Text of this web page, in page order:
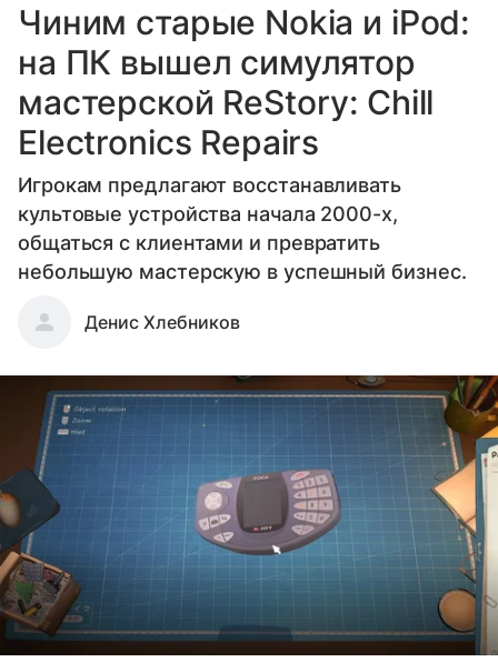
Чиним старые Nokia и iPod:
на ПК вышел симулятор
мастерской ReStory: Chill
Electronics Repairs
Игрокам предлагают восстанавливать
культовые устройства начала 2000-х,
общаться с клиентами и превратить
небольшую мастерскую в успешный бизнес.
Денис Хлебников